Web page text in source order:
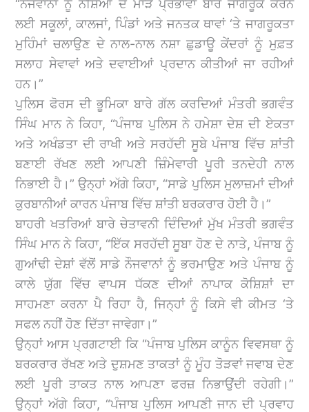
“ਨੌਜਵਾਨਾਂ ਨੂੰ ਨਸ਼ਿਆਂ ਦੇ ਮਾੜੇ ਪ੍ਰਭਾਵਾਂ ਬਾਰੇ ਜਾਗਰੂਕ ਕਰਨ
ਲਈ ਸਕੂਲਾਂ, ਕਾਲਜਾਂ, ਪਿੰਡਾਂ ਅਤੇ ਜਨਤਕ ਥਾਵਾਂ ‘ਤੇ ਜਾਗਰੂਕਤਾ
ਮੁਹਿੰਮਾਂ ਚਲਾਉਣ ਦੇ ਨਾਲ-ਨਾਲ ਨਸ਼ਾ ਛੁਡਾਊ ਕੇਂਦਰਾਂ ਨੂੰ ਮੁਫ਼ਤ
ਸਲਾਹ ਸੇਵਾਵਾਂ ਅਤੇ ਦਵਾਈਆਂ ਪ੍ਰਦਾਨ ਕੀਤੀਆਂ ਜਾ ਰਹੀਆਂ
ਹਨ।”
ਪੁਲਿਸ ਫੋਰਸ ਦੀ ਭੂਮਿਕਾ ਬਾਰੇ ਗੱਲ ਕਰਦਿਆਂ ਮੰਤਰੀ ਭਗਵੰਤ
ਸਿੰਘ ਮਾਨ ਨੇ ਕਿਹਾ, “ਪੰਜਾਬ ਪੁਲਿਸ ਨੇ ਹਮੇਸ਼ਾ ਦੇਸ਼ ਦੀ ਏਕਤਾ
ਅਤੇ ਅਖੰਡਤਾ ਦੀ ਰਾਖੀ ਅਤੇ ਸਰਹੱਦੀ ਸੂਬੇ ਪੰਜਾਬ ਵਿੱਚ ਸ਼ਾਂਤੀ
ਬਣਾਈ ਰੱਖਣ ਲਈ ਆਪਣੀ ਜ਼ਿੰਮੇਵਾਰੀ ਪੂਰੀ ਤਨਦੇਹੀ ਨਾਲ
ਨਿਭਾਈ ਹੈ।” ਉਨ੍ਹਾਂ ਅੱਗੇ ਕਿਹਾ, “ਸਾਡੇ ਪੁਲਿਸ ਮੁਲਾਜ਼ਮਾਂ ਦੀਆਂ
ਕੁਰਬਾਨੀਆਂ ਕਾਰਨ ਪੰਜਾਬ ਵਿੱਚ ਸ਼ਾਂਤੀ ਬਰਕਰਾਰ ਹੋਈ ਹੈ।”
ਬਾਹਰੀ ਖਤਰਿਆਂ ਬਾਰੇ ਚੇਤਾਵਨੀ ਦਿੰਦਿਆਂ ਮੁੱਖ ਮੰਤਰੀ ਭਗਵੰਤ
ਸਿੰਘ ਮਾਨ ਨੇ ਕਿਹਾ, “ਇੱਕ ਸਰਹੱਦੀ ਸੂਬਾ ਹੋਣ ਦੇ ਨਾਤੇ, ਪੰਜਾਬ ਨੂੰ
ਗੁਆਂਢੀ ਦੇਸ਼ਾਂ ਵੱਲੋਂ ਸਾਡੇ ਨੌਜਵਾਨਾਂ ਨੂੰ ਭਰਮਾਉਣ ਅਤੇ ਪੰਜਾਬ ਨੂੰ
ਕਾਲੇ ਯੁੱਗ ਵਿੱਚ ਵਾਪਸ ਧੱਕਣ ਦੀਆਂ ਨਾਪਾਕ ਕੋਸ਼ਿਸ਼ਾਂ ਦਾ
ਸਾਹਮਣਾ ਕਰਨਾ ਪੈ ਰਿਹਾ ਹੈ, ਜਿਨ੍ਹਾਂ ਨੂੰ ਕਿਸੇ ਵੀ ਕੀਮਤ ‘ਤੇ
ਸਫਲ ਨਹੀਂ ਹੋਣ ਦਿੱਤਾ ਜਾਵੇਗਾ।”
ਉਨ੍ਹਾਂ ਆਸ ਪ੍ਰਗਟਾਈ ਕਿ “ਪੰਜਾਬ ਪੁਲਿਸ ਕਾਨੂੰਨ ਵਿਵਸਥਾ ਨੂੰ
ਬਰਕਰਾਰ ਰੱਖਣ ਅਤੇ ਦੁਸ਼ਮਣ ਤਾਕਤਾਂ ਨੂੰ ਮੂੰਹ ਤੋੜਵਾਂ ਜਵਾਬ ਦੇਣ
ਲਈ ਪੂਰੀ ਤਾਕਤ ਨਾਲ ਆਪਣਾ ਫਰਜ਼ ਨਿਭਾਉਂਦੀ ਰਹੇਗੀ।”
ਉਨ੍ਹਾਂ ਅੱਗੇ ਕਿਹਾ, “ਪੰਜਾਬ ਪੁਲਿਸ ਆਪਣੀ ਜਾਨ ਦੀ ਪ੍ਰਵਾਹ